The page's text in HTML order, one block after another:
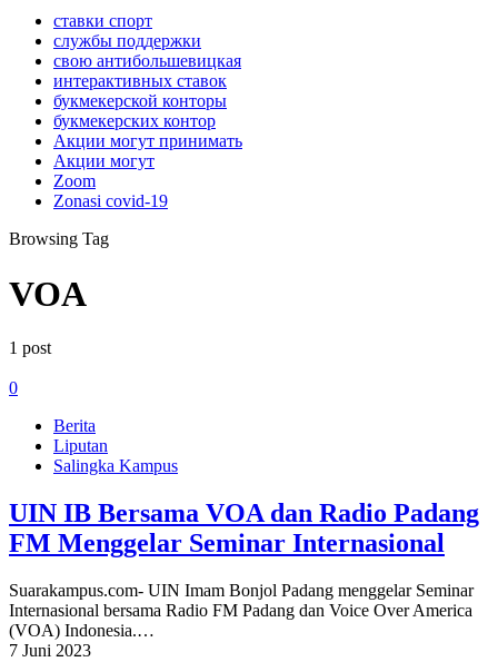
ставки спорт
службы поддержки
свою антибольшевицкая
интерактивных ставок
букмекерской конторы
букмекерских контор
Акции могут принимать
Акции могут
Zoom
Zonasi covid-19
Browsing Tag
VOA
1 post
0
Berita
Liputan
Salingka Kampus
UIN IB Bersama VOA dan Radio Padang
FM Menggelar Seminar Internasional
Suarakampus.com- UIN Imam Bonjol Padang menggelar Seminar
Internasional bersama Radio FM Padang dan Voice Over America
(VOA) Indonesia.…
7 Juni 2023